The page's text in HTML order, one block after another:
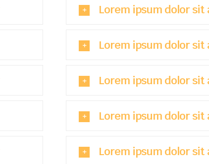
Lorem ipsum dolor
Lorem ipsum dolor sit
Lorem ipsum dolor
Lorem ipsum dolor sit
Lorem ipsum dolor